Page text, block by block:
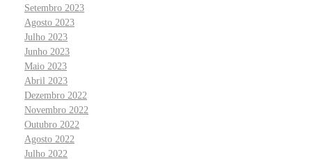
Setembro 2023
Agosto 2023
Julho 2023
Junho 2023
Maio 2023
Abril 2023
Dezembro 2022
Novembro 2022
Outubro 2022
Agosto 2022
Julho 2022